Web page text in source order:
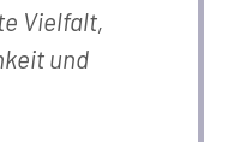
Vielfalt,
und